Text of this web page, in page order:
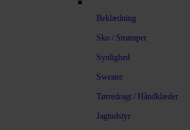
Beklædning
Sko / Strømper
Synlighed
Sweater
Tørredragt / Håndklæder
Jagtudstyr